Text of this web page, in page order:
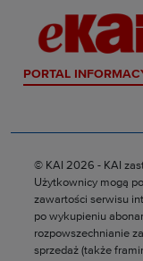
PORTAL
© KAI 2026 - KAI
Użytkownicy mogą
zawartości serwisu
po wykupieniu
rozpowszechnianie
sprzedaż (także